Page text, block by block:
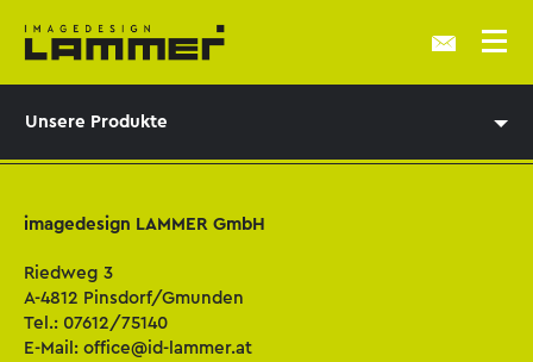
Unsere Produkte
imagedesign LAMMER GmbH
Riedweg 3
A-4812 Pinsdorf/Gmunden
Tel.: 07612/75140
E-Mail:office@id-lammer.at